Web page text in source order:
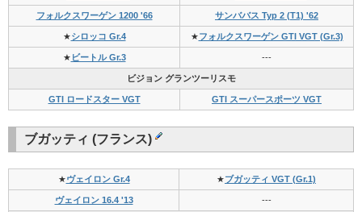
フォルクスワーゲン 1200 '66 サンババス Typ 2 (T1) '62
★シロッコ Gr.4 ★フォルクスワーゲン GTI VGT (Gr.3)
★ ビートル Gr.3 ---
ビジョン グランツーリスモ
GTI ロードスター VGT GTI スーパースポーツ VGT
ブガッティ (フランス)
★ヴェイロン Gr.4 ★ブガッティ VGT (Gr.1)
ヴェイロン 16.4 '13 ---